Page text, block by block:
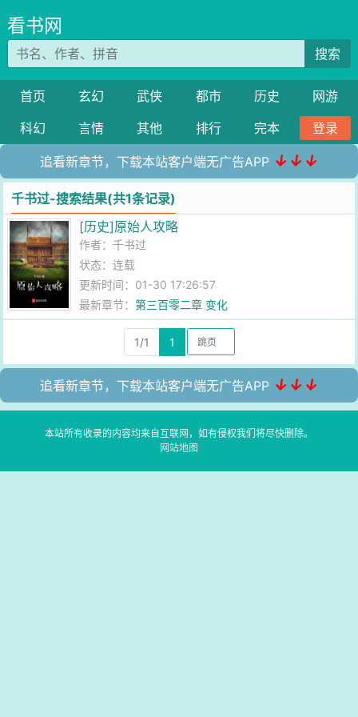
看书网
搜索
首页 玄幻 武侠 都市 历史
网游
科幻
言情 其他 排行 完本 登录
追看新章节，下载本站客户端无广告APP ↓↓↓
千书过-搜索结果(共1条记录)
[历史]原始人攻略
作者：千书过
状态：连载
更新时间：01-30 17:26:57
最新章节：第三百零二章 变化
1/1 1
追看新章节，下载本站客户端无广告APP ↓↓↓
本站所有收录的内容均来自互联网，如有侵权我们将尽快删除。
网站地图